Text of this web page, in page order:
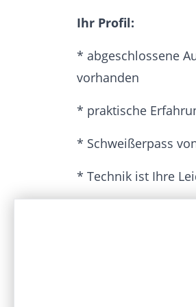
Ihr Profil:
* abgeschlossene
vorhanden
* praktische
* Schweißerpass
* Technik ist Ihre